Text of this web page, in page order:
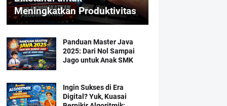
Meningkatkan Produktivitas
Panduan Master Java
2025: Dari Nol Sampai
Jago untuk Anak SMK
Ingin Sukses di Era
Digital? Yuk, Kuasai